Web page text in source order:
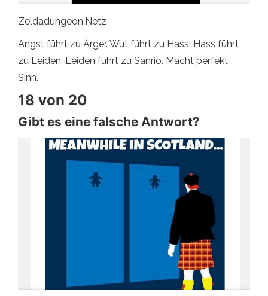
Zeldadungeon.Netz
Angst führt zu Ärger. Wut führt zu Hass. Hass führt
zu Leiden. Leiden führt zu Sanrio. Macht perfekt
Sinn.
18 von 20
Gibt es eine falsche Antwort?